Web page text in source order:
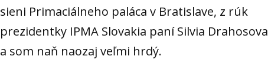
sieni Primaciálneho paláca v Bratislave, z rúk
prezidentky IPMA Slovakia paní Silvia Drahosova
a som naň naozaj veľmi hrdý.